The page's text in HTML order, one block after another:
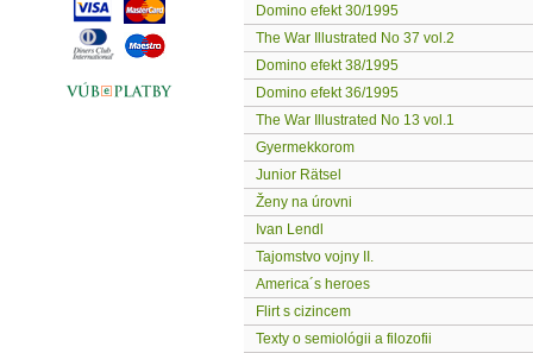
Domino efekt 30/1995
The War Illustrated No 37 vol.2
Domino efekt 38/1995
Domino efekt 36/1995
The War Illustrated No 13 vol.1
Gyermekkorom
Junior Rätsel
Ženy na úrovni
Ivan Lendl
Tajomstvo vojny II.
America´s heroes
Flirt s cizincem
Texty o semiológii a filozofii